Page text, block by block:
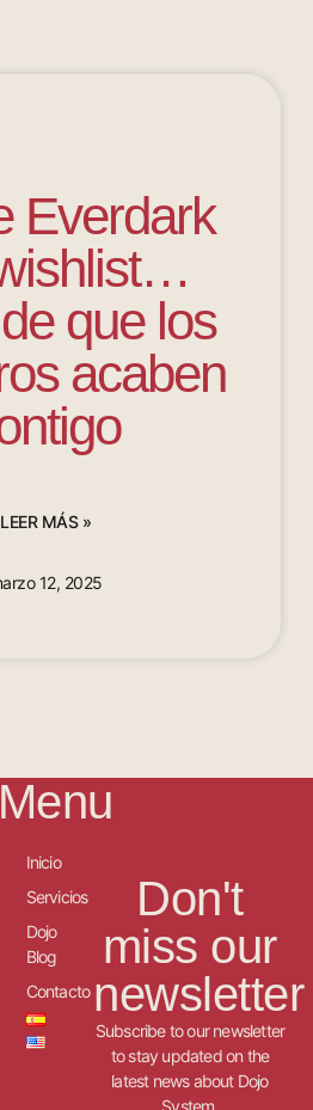
Everdark
que los
acaben
LEER MÁS »
12, 2025
Menu
Inicio
Servicios
Dojo
Blog
Contacto
Don't
miss our
newsletter
Subscribe to our newsletter
to stay updated on the
latest news about Dojo
System.